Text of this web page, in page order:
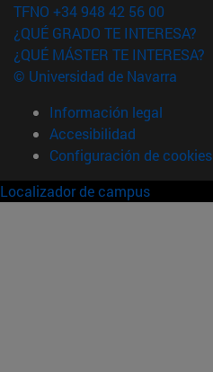
TFNO +34 948 42 56 00
¿QUÉ GRADO TE INTERESA?
¿QUÉ MÁSTER TE INTERESA?
© Universidad de Navarra
Información legal
Accesibilidad
Configuración de cookies
Localizador de campus